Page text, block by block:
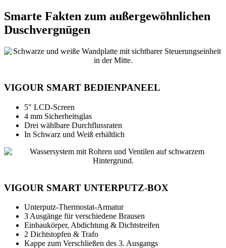
Smarte Fakten zum außergewöhnlichen
Duschvergnügen
VIGOUR SMART BEDIENPANEEL
5" LCD-Screen
4 mm Sicherheitsglas
Drei wählbare Durchflussraten
In Schwarz und Weiß erhältlich
VIGOUR SMART UNTERPUTZ-BOX
Unterputz-Thermostat-Armatur
3 Ausgänge für verschiedene Brausen
Einbaukörper, Abdichtung & Dichtstreifen
2 Dichtstopfen & Trafo
Kappe zum Verschließen des 3. Ausgangs